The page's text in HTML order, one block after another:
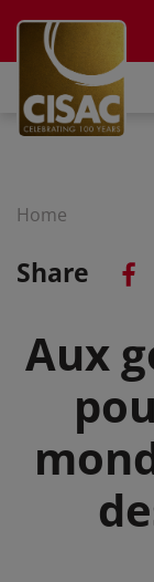
Home
Share
Aux